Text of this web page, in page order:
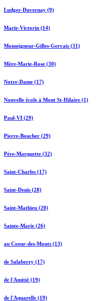
Ludger-Duvernay (9)
Marie-Victorin (14)
Monseigneur-Gilles-Gervais (31)
Mère-Marie-Rose (30)
Notre-Dame (17)
Nouvelle école à Mont St-Hilaire (1)
Paul-VI (29)
Pierre-Boucher (29)
Père-Marquette (32)
Saint-Charles (17)
Saint-Denis (28)
Saint-Mathieu (20)
Sainte-Marie (26)
au Coeur-des-Monts (13)
de Salaberry (17)
de l'Amitié (19)
de l'Aquarelle (19)